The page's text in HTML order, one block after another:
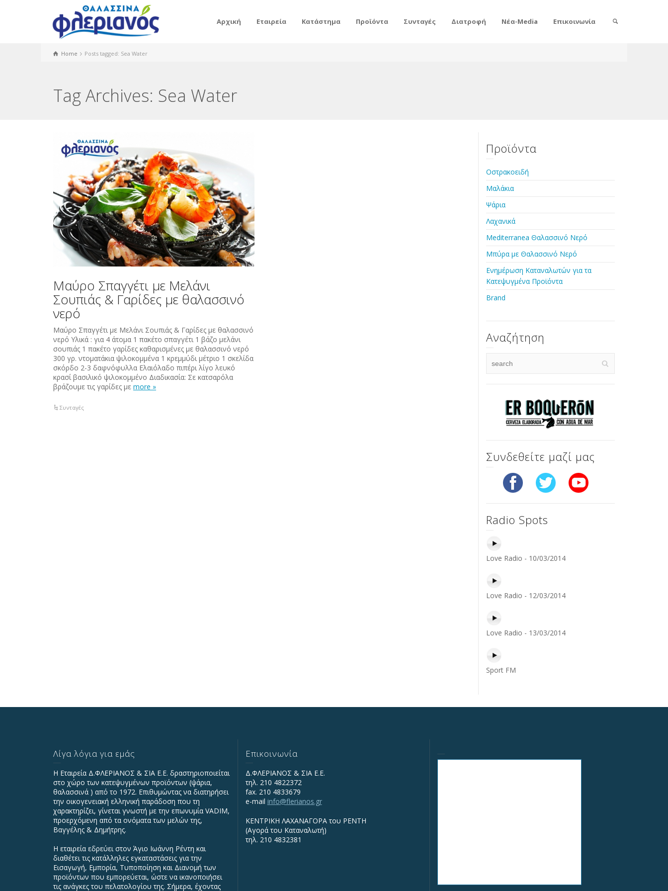
Αρχική Εταιρεία Κατάστημα Προϊόντα Συνταγές Διατροφή Νέα-Media Επικοινωνία
Home Posts tagged: Sea Water
Tag Archives: Sea Water
Μαύρο Σπαγγέτι με Μελάνι
Σουπιάς & Γαρίδες με θαλασσινό
νερό
Μαύρο Σπαγγέτι με Μελάνι Σουπιάς & Γαρίδες με θαλασσινό
νερό Υλικά : για 4 άτομα 1 πακέτο σπαγγέτι 1 βάζο μελάνι
σουπιάς 1 πακέτο γαρίδες καθαρισμένες με θαλασσινό νερό
300 γρ. ντοματάκια ψιλοκομμένα 1 κρεμμύδι μέτριο 1 σκελίδα
σκόρδο 2-3 δαφνόφυλλα Ελαιόλαδο πιπέρι λίγο λευκό
κρασί βασιλικό ψιλοκομμένο Διαδικασία: Σε κατσαρόλα
βράζουμε τις γαρίδες με more »
Συνταγές
Προϊόντα
Οστρακοειδή
Μαλάκια
Ψάρια
Λαχανικά
Mediterranea Θαλασσινό Νερό
Μπύρα με Θαλασσινό Νερό
Ενημέρωση Καταναλωτών για τα
Κατεψυγμένα Προϊόντα
Brand
Αναζήτηση
Συνδεθείτε μαζί μας
Radio Spots
Love Radio - 10/03/2014
Love Radio - 12/03/2014
Love Radio - 13/03/2014
Sport FM
Λίγα λόγια για εμάς
Η Εταιρεία Δ.ΦΛΕΡΙΑΝΟΣ & ΣΙΑ Ε.Ε. δραστηριοποιείται
στο χώρο των κατεψυγμένων προϊόντων (ψάρια,
θαλασσινά ) από το 1972. Επιθυμώντας να διατηρήσει
την οικογενειακή ελληνική παράδοση που τη
χαρακτηρίζει, γίνεται γνωστή με την επωνυμία VADIΜ,
προερχόμενη από τα ονόματα των μελών της,
Βαγγέλης & Δημήτρης.
Η εταιρεία εδρεύει στον Άγιο Ιωάννη Ρέντη και
διαθέτει τις κατάλληλες εγκαταστάσεις για την
Εισαγωγή, Εμπορία, Τυποποίηση και Διανομή των
προϊόντων που εμπορεύεται, ώστε να ικανοποιήσει
τις ανάγκες του πελατολογίου της. Σήμερα, έχοντας
Επικοινωνία
Δ.ΦΛΕΡΙΑΝΟΣ & ΣΙΑ Ε.Ε.
τηλ. 210 4822372
fax. 210 4833679
e-mail info@flerianos.gr
ΚΕΝΤΡΙΚΗ ΛΑΧΑΝΑΓΟΡΑ του ΡΕΝΤΗ
(Αγορά του Καταναλωτή)
τηλ. 210 4832381